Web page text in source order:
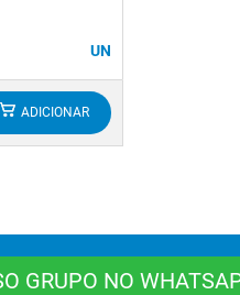
UN
ADICIONAR
GRUPO NO